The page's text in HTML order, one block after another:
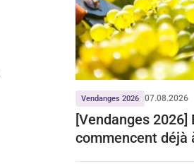
Vendanges 2026 07.08.2026
[Vendanges 2026]
commencent déjà